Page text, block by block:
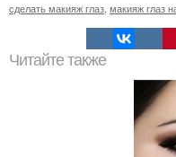
сделать макияж глаз макияж глаз
Читайте также